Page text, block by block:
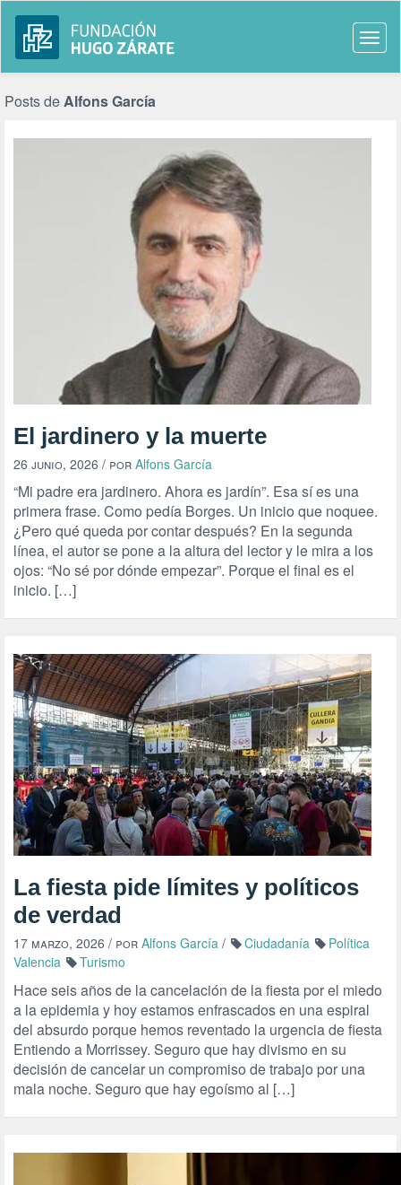
Posts deAlfons García
El jardinero y la muerte
26 junio, 2026 / por Alfons García
“Mi padre era jardinero. Ahora es jardín”. Esa sí es una
primera frase. Como pedía Borges. Un inicio que noquee.
¿Pero qué queda por contar después? En la segunda
línea, el autor se pone a la altura del lector y le mira a los
ojos: “No sé por dónde empezar”. Porque el final es el
inicio. […]
La fiesta pide límites y políticos
de verdad
17 marzo, 2026 / por Alfons García / Ciudadanía
Política
Valencia
Turismo
Hace seis años de la cancelación de la fiesta por el miedo
a la epidemia y hoy estamos enfrascados en una espiral
del absurdo porque hemos reventado la urgencia de fiesta
Entiendo a Morrissey. Seguro que hay divismo en su
decisión de cancelar un compromiso de trabajo por una
mala noche. Seguro que hay egoísmo al […]